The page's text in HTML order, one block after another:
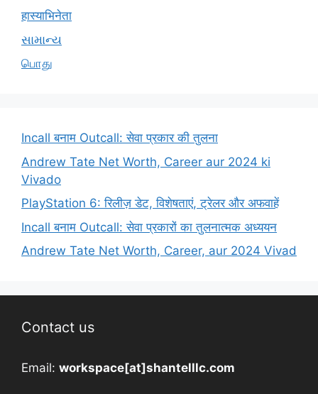
हास्याभिनेता
સામાન્ય
பொது
Incall बनाम Outcall: सेवा प्रकार की तुलना
Andrew Tate Net Worth, Career aur 2024 ki
Vivado
PlayStation 6: रिलीज़ डेट, विशेषताएं, ट्रेलर और अफवाहें
Incall बनाम Outcall: सेवा प्रकारों का तुलनात्मक अध्ययन
Andrew Tate Net Worth, Career, aur 2024 Vivad
Contact us
Email: workspace[at]shantelllc.com